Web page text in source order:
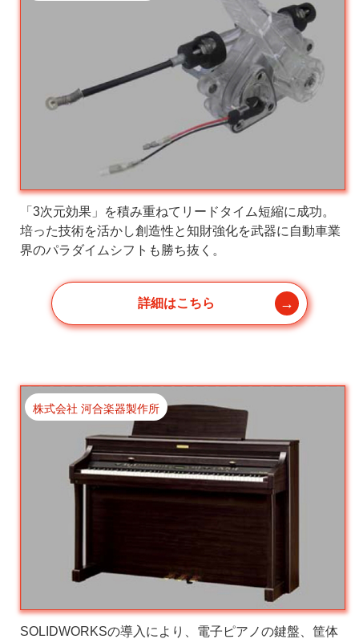
「3次元効果」を積み重ねてリードタイム短縮に成功。
培った技術を活かし創造性と知財強化を武器に自動車業
界のパラダイムシフトも勝ち抜く。
詳細はこちら
株式会社 河合楽器製作所
SOLIDWORKSの導入により、電子ピアノの鍵盤、筐体